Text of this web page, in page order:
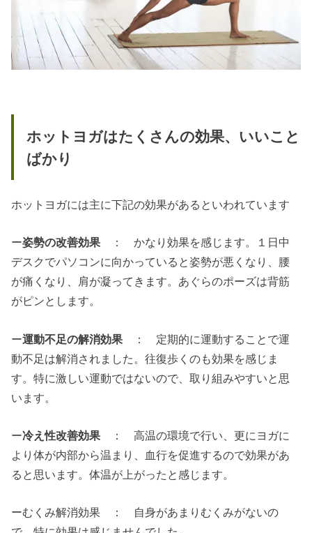
ホットヨガはたくさんの効果、いいこと
ばかり
ホットヨガには主に下記の効果があるといわれています
ー姿勢の改善効果 ： かなり効果を感じます。１日中
デスクでパソコンに向かっていると姿勢が悪くなり、腰
が痛くなり、肩が凝ってきます。あぐらのポーズは背筋
がピンとします。
ー運動不足の解消効果 ： 定期的に運動することで運
動不足は解消されました。往復歩くのも効果を感じま
す。特に激しい運動ではないので、取り組みやすいと思
います。
ー冷え性改善効果 ： 高温の環境で行い、更にヨガに
より体が内部から温まり、血行を促進するので効果があ
ると思います。体温が上がったと感じます。
ーむくみ解消効果 ： 自身があまりむくみがないの